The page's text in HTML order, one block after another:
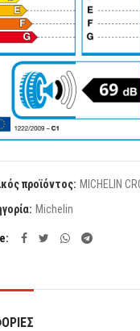
προϊόντος: MICHELIN
Michelin